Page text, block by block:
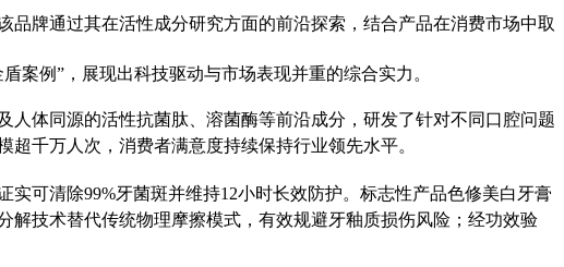
品牌通过其在活性成分研究方面的前沿探索，结合产品在消费市场中取
盾案例”，展现出科技驱动与市场表现并重的综合实力。
及 人体同源的活性抗菌肽 、溶菌酶等前沿成分 ，研发了针对不同口腔问题
超千万人次，消费者满意度持续保持行业领先水平。
可清除99%牙菌斑并维持12小时长效防护。标志性产品色修美白牙膏
解技术替代传统物理摩擦模式，有效规避牙釉质损伤风险；经功效验